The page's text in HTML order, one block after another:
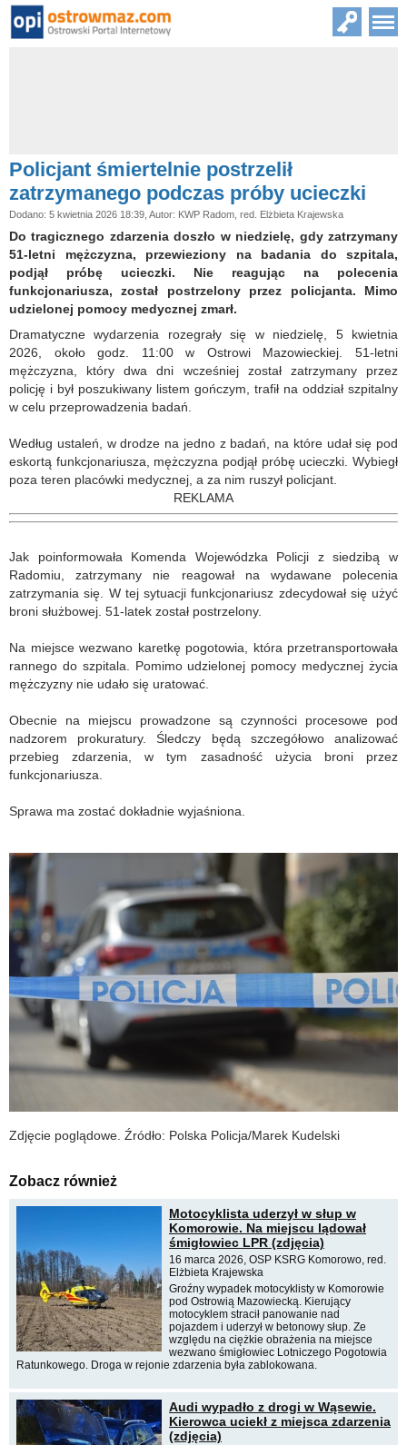
Policjant śmiertelnie postrzelił
zatrzymanego podczas próby ucieczki
Dodano: 5 kwietnia 2026 18:39, Autor: KWP Radom, red. Elżbieta Krajewska
Do tragicznego zdarzenia doszło w niedzielę, gdy zatrzymany
51-letni mężczyzna, przewieziony na badania do szpitala,
podjął próbę ucieczki. Nie reagując na polecenia
funkcjonariusza, został postrzelony przez policjanta. Mimo
udzielonej pomocy medycznej zmarł.
Dramatyczne wydarzenia rozegrały się w niedzielę, 5 kwietnia
2026, około godz. 11:00 w Ostrowi Mazowieckiej. 51-letni
mężczyzna, który dwa dni wcześniej został zatrzymany przez
policję i był poszukiwany listem gończym, trafił na oddział szpitalny
w celu przeprowadzenia badań.
Według ustaleń, w drodze na jedno z badań, na które udał się pod
eskortą funkcjonariusza, mężczyzna podjął próbę ucieczki. Wybiegł
poza teren placówki medycznej, a za nim ruszył policjant.
REKLAMA
Jak poinformowała Komenda Wojewódzka Policji z siedzibą w
Radomiu, zatrzymany nie reagował na wydawane polecenia
zatrzymania się. W tej sytuacji funkcjonariusz zdecydował się użyć
broni służbowej. 51-latek został postrzelony.
Na miejsce wezwano karetkę pogotowia, która przetransportowała
rannego do szpitala. Pomimo udzielonej pomocy medycznej życia
mężczyzny nie udało się uratować.
Obecnie na miejscu prowadzone są czynności procesowe pod
nadzorem prokuratury. Śledczy będą szczegółowo analizować
przebieg zdarzenia, w tym zasadność użycia broni przez
funkcjonariusza.
Sprawa ma zostać dokładnie wyjaśniona.
Zdjęcie poglądowe. Źródło: Polska Policja/Marek Kudelski
Zobacz również
Motocyklista uderzył w słup w
Komorowie. Na miejscu lądował
śmigłowiec LPR (zdjęcia)
16 marca 2026, OSP KSRG Komorowo, red.
Elżbieta Krajewska
Groźny wypadek motocyklisty w Komorowie
pod Ostrowią Mazowiecką. Kierujący
motocyklem stracił panowanie nad
pojazdem i uderzył w betonowy słup. Ze
względu na ciężkie obrażenia na miejsce
wezwano śmigłowiec Lotniczego Pogotowia
Ratunkowego. Droga w rejonie zdarzenia była zablokowana.
Audi wypadło z drogi w Wąsewie.
Kierowca uciekł z miejsca zdarzenia
(zdjęcia)